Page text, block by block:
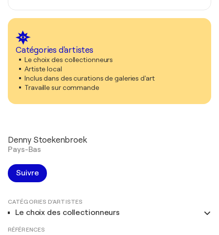
Catégories d'artistes
Le choix des collectionneurs
Artiste local
Inclus dans des curations de galeries d'art
Travaille sur commande
Denny Stoekenbroek
Pays-Bas
Suivre
CATÉGORIES D'ARTISTES
Le choix des collectionneurs
RÉFÉRENCES